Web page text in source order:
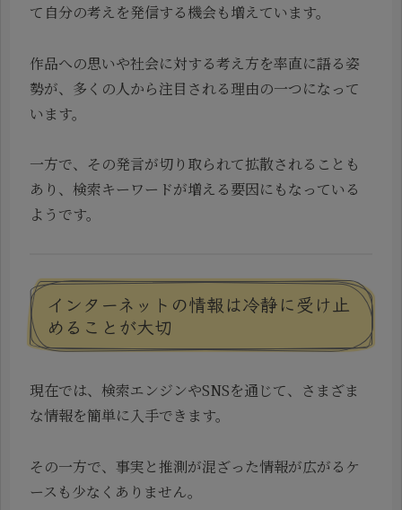
て自分の考えを発信する機会も増えています。
作品への思いや社会に対する考え方を率直に語る姿
勢が、多くの人から注目される理由の一つになって
います。
一方で、その発言が切り取られて拡散されることも
あり、検索キーワードが増える要因にもなっている
ようです。
インターネットの情報は冷静に受け止
めることが大切
現在では、検索エンジンやSNSを通じて、さまざま
な情報を簡単に入手できます。
その一方で、事実と推測が混ざった情報が広がるケ
ースも少なくありません。